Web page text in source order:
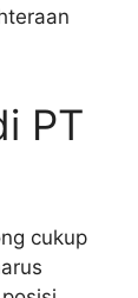
PT
cukup